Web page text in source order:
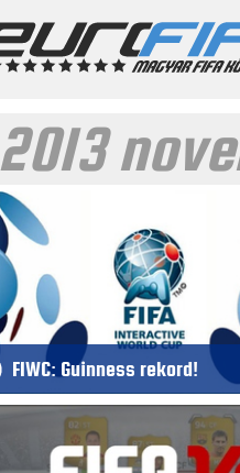
2013
FIWC: Guinness rekord!